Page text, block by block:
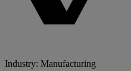
Industry: Manufacturing